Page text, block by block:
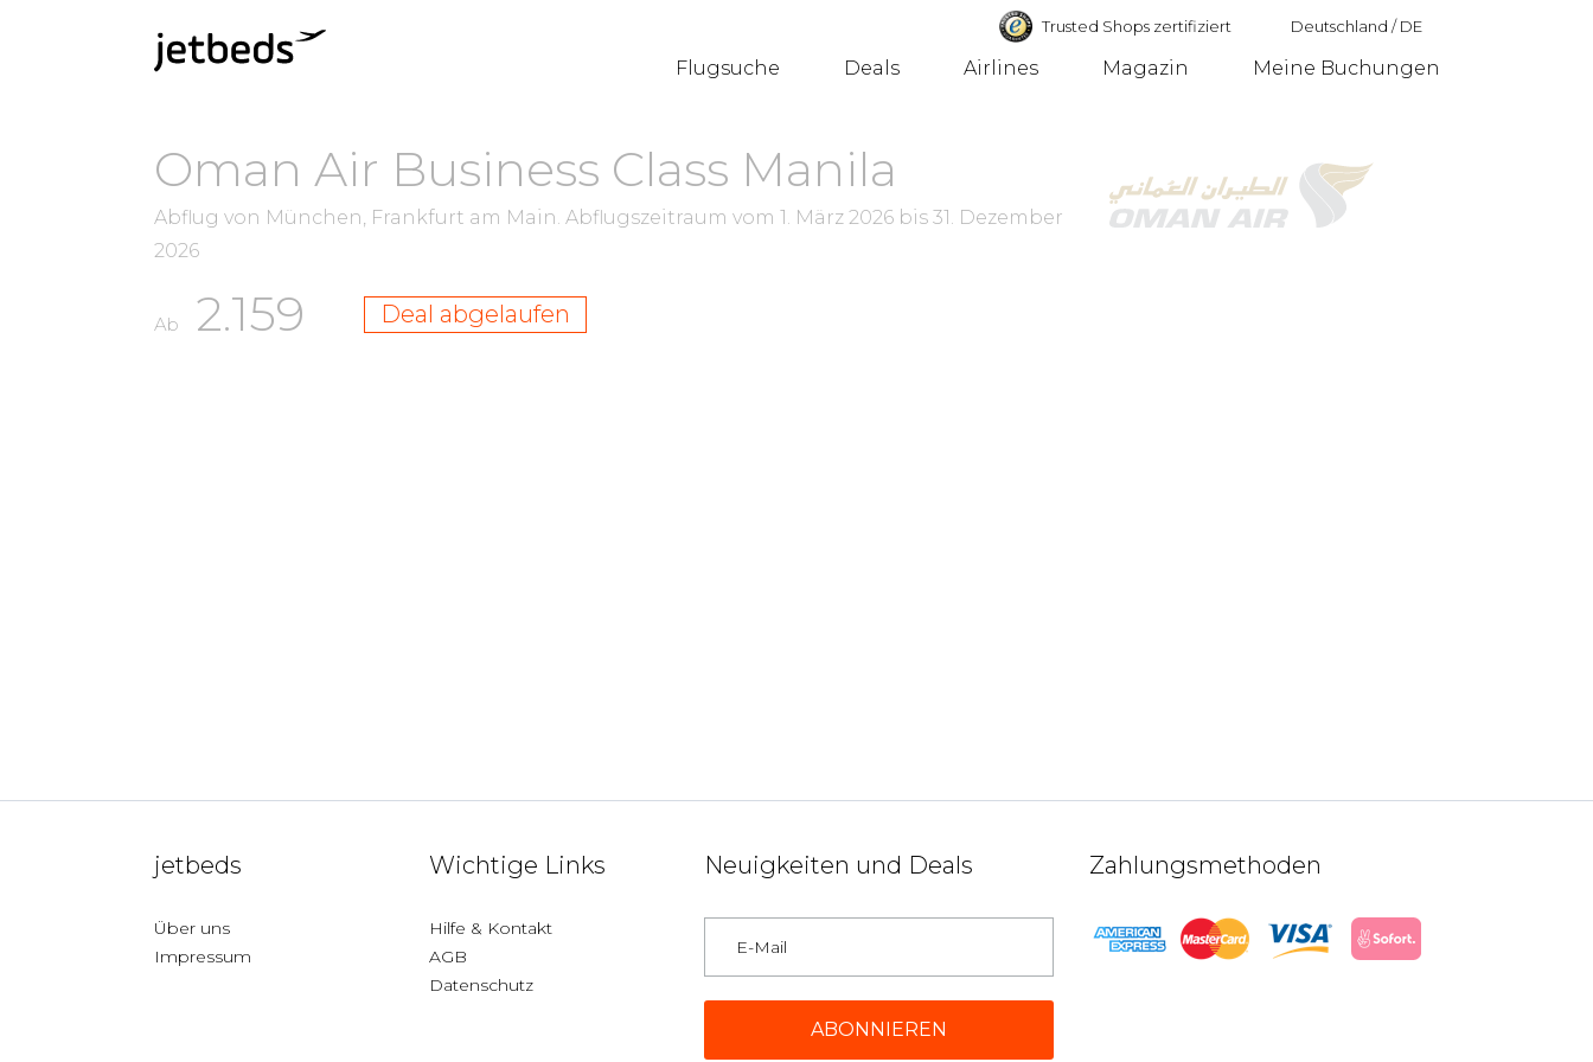
Trusted Shops zertifiziert Deutschland /DE
Flugsuche Deals Airlines Magazin Meine Buchungen
Oman Air Business Class Manila
Abflug von München, Frankfurt am Main. Abflugszeitraum vom 1. März 2026 bis 31. Dezember
2026
Ab 2.159 Deal abgelaufen
jetbeds
Über uns
Impressum
Wichtige Links
Hilfe & Kontakt
AGB
Datenschutz
Neuigkeiten und Deals Zahlungsmethoden